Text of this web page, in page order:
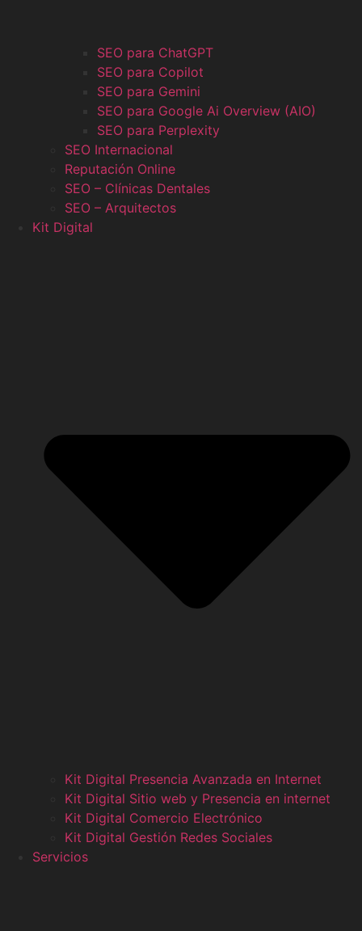
SEO para ChatGPT
SEO para Copilot
SEO para Gemini
SEO para Google Ai Overview (AIO)
SEO para Perplexity
SEO Internacional
Reputación Online
SEO – Clínicas Dentales
SEO – Arquitectos
Kit Digital
Kit Digital Presencia Avanzada en Internet
Kit Digital Sitio web y Presencia en internet
Kit Digital Comercio Electrónico
Kit Digital Gestión Redes Sociales
Servicios